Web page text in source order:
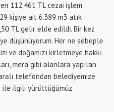
112.461 TL cezai işlem
kişiye ait 6.389 m3 atık
TL gelir elde edildi. Bir kez
düşünüyorum. Her ne sebeple
ve doğamızı kirletmeye hakkı
mera gibi alanlara yapılan
telefondan belediyemize
ile ilgili yürüttüğümüz